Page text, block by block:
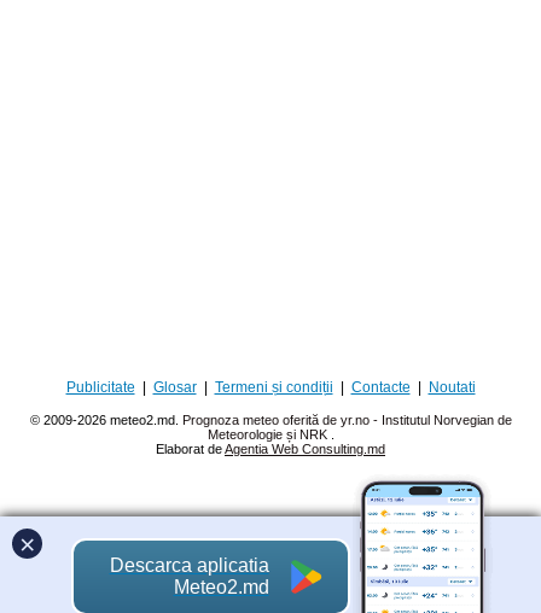
Publicitate Glosar| Termeni și condiții Contacte Noutati
© 2009-2026 meteo2.md. Prognoza meteo oferită de yr.no - Institutul Norvegian de
Meteorologie și NRK
Elaborat deAgentia Web Consulting.md
×
Descarca aplicatia
Meteo2.md